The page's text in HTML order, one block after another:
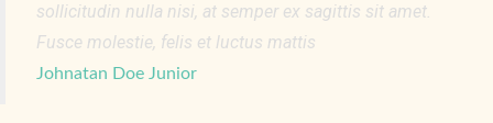
sollicitudin nulla nisi, at semper ex sagittis sit amet.
Fusce molestie, felis et luctus mattis
Johnatan Doe Junior